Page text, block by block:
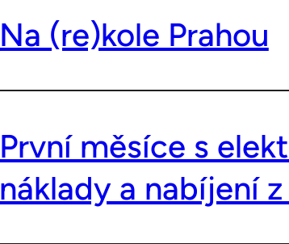
Na (re)kole Prahou
První měsíce s
náklady a nabíjení